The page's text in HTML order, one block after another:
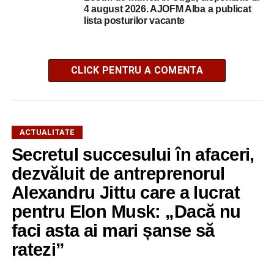
4 august 2026. AJOFM Alba a publicat
lista posturilor vacante
CLICK PENTRU A COMENTA
ACTUALITATE
Secretul succesului în afaceri,
dezvăluit de antreprenorul
Alexandru Jittu care a lucrat
pentru Elon Musk: „Dacă nu
faci asta ai mari șanse să
ratezi”